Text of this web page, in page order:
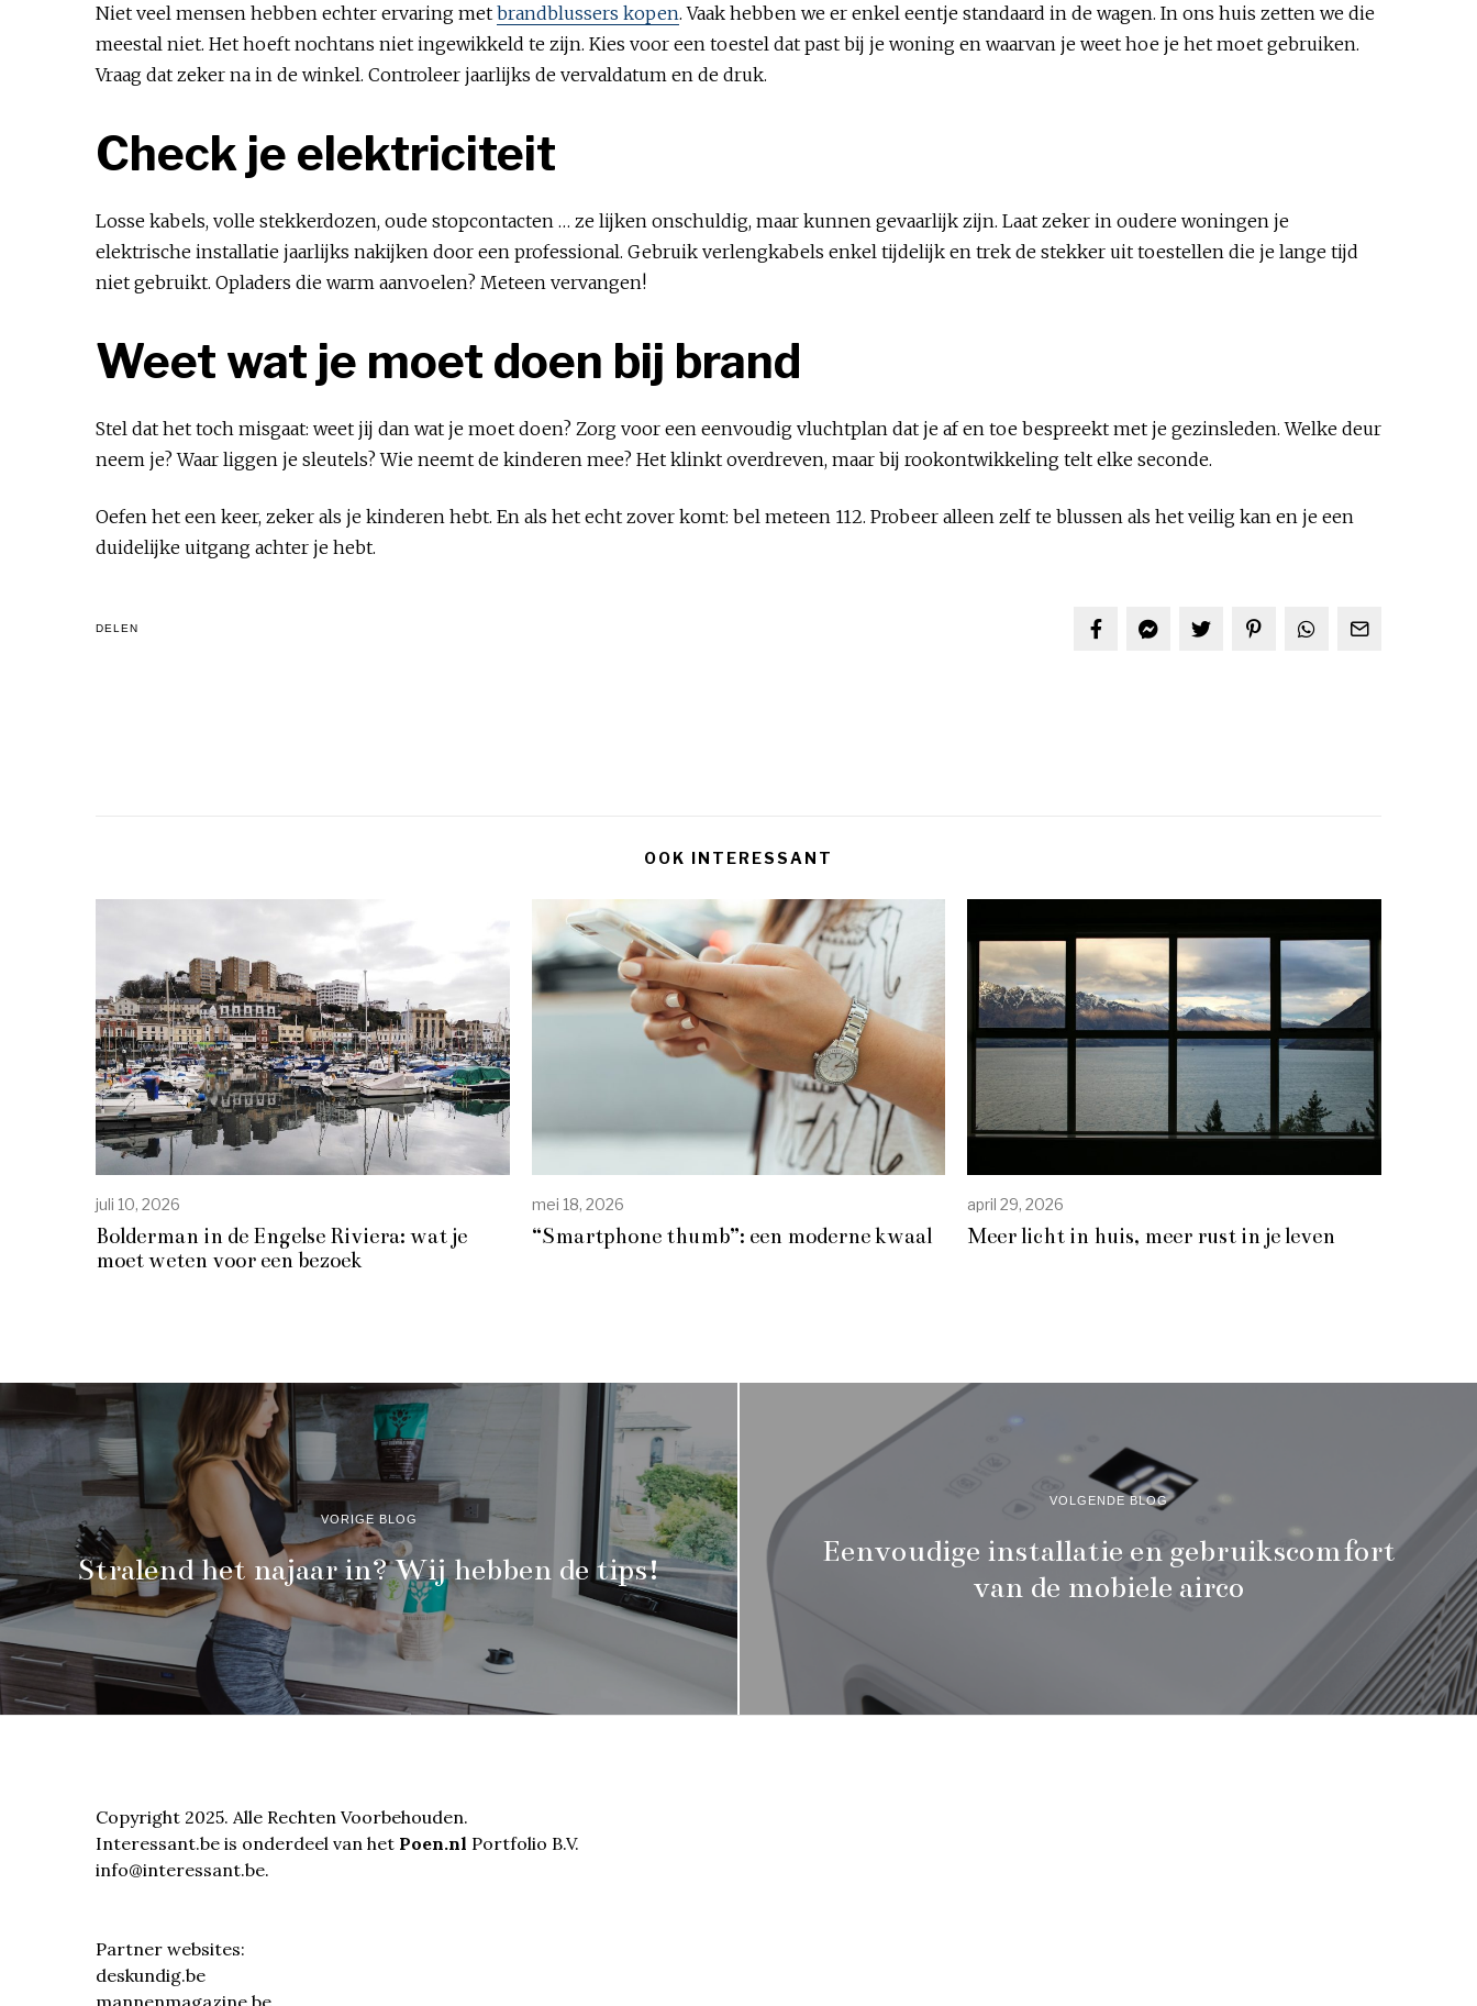
Niet veel mensen hebben echter ervaring met brandblussers kopen. Vaak hebben we er enkel eentje standaard in de wagen. In ons huis zetten we die
meestal niet. Het hoeft nochtans niet ingewikkeld te zijn. Kies voor een toestel dat past bij je woning en waarvan je weet hoe je het moet gebruiken.
Vraag dat zeker na in de winkel. Controleer jaarlijks de vervaldatum en de druk.
Check je elektriciteit
Losse kabels, volle stekkerdozen, oude stopcontacten … ze lijken onschuldig, maar kunnen gevaarlijk zijn. Laat zeker in oudere woningen je
elektrische installatie jaarlijks nakijken door een professional. Gebruik verlengkabels enkel tijdelijk en trek de stekker uit toestellen die je lange tijd
niet gebruikt. Opladers die warm aanvoelen? Meteen vervangen!
Weet wat je moet doen bij brand
Stel dat het toch misgaat: weet jij dan wat je moet doen? Zorg voor een eenvoudig vluchtplan dat je af en toe bespreekt met je gezinsleden. Welke deur
neem je? Waar liggen je sleutels? Wie neemt de kinderen mee? Het klinkt overdreven, maar bij rookontwikkeling telt elke seconde.
Oefen het een keer, zeker als je kinderen hebt. En als het echt zover komt: bel meteen 112. Probeer alleen zelf te blussen als het veilig kan en je een
duidelijke uitgang achter je hebt.
DELEN
OOK INTERESSANT
juli 10, 2026
Bolderman in de Engelse Riviera: wat je
moet weten voor een bezoek
mei 18, 2026
“Smartphone thumb”: een moderne kwaal
april 29, 2026
Meer licht in huis, meer rust in je leven
VORIGE BLOG
Stralend het najaar in? Wij hebben de tips!
VOLGENDE BLOG
Eenvoudige installatie en gebruikscomfort
van de mobiele airco
Copyright 2025. Alle Rechten Voorbehouden.
Interessant.be is onderdeel van het Poen.nl Portfolio B.V.
info@interessant.be.
Partner websites:
deskundig.be
mannenmagazine.be